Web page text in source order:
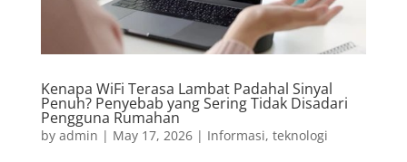
Kenapa WiFi Terasa Lambat Padahal Sinyal
Penuh? Penyebab yang Sering Tidak Disadari
Pengguna Rumahan
by admin | May 17, 2026| Informasi, teknologi